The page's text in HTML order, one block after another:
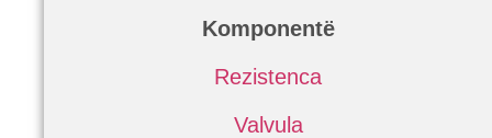
Komponentë
Rezistenca
Valvula